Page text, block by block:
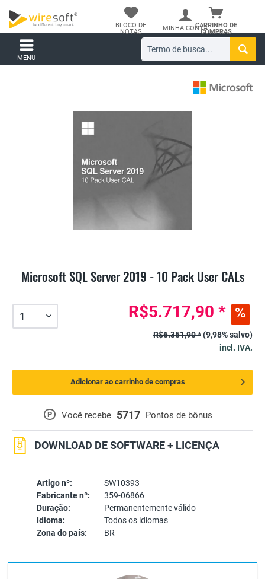
CARRINHO DE
COMPRAS
BLOCO DE
NOTAS
MINHA CONTA
MENU
Microsoft SQL Server 2019 - 10 Pack User CALs
Artigo nº:
SW10393
Fabricante nº:
359-06866
Duração:
Permanentemente válido
Idioma:
Todos os idiomas
Zona do país:
BR
P Você recebe 5717 Pontos de bônus
DOWNLOAD DE SOFTWARE + LICENÇA
R$5.717,90 *
R$6.351,90 *(9,98% salvo)
incl. IVA.
Adicionar ao carrinho de compras